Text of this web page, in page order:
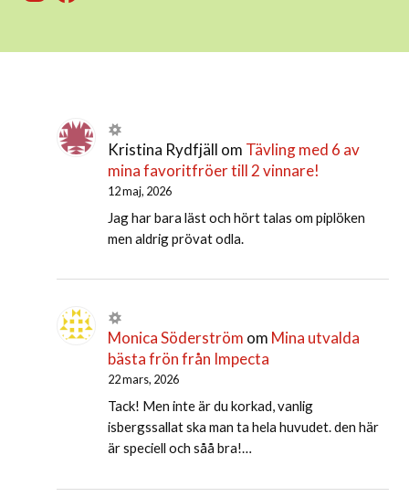
Kristina Rydfjäll om Tävling med 6 av
mina favoritfröer till 2 vinnare!
12 maj, 2026
Jag har bara läst och hört talas om piplöken
men aldrig prövat odla.
Monica Söderström om Mina utvalda
bästa frön från Impecta
22 mars, 2026
Tack! Men inte är du korkad, vanlig
isbergssallat ska man ta hela huvudet. den här
är speciell och såå bra!…